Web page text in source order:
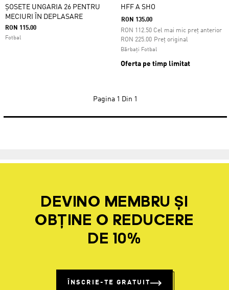
ȘOSETE UNGARIA 26 PENTRU
MECIURI ÎN DEPLASARE
RON 115.00
Fotbal
HFF A SHO
RON 135.00
RON 112.50 Cel mai mic preț anterior
Preț original
Preț redus de la
RON 225.00la
Bărbați Fotbal
Oferta pe timp limitat
Pagina 1 Din 1
DEVINO MEMBRU ȘI
OBȚINE O REDUCERE
DE 10%
ÎNSCRIE-TE GRATUIT